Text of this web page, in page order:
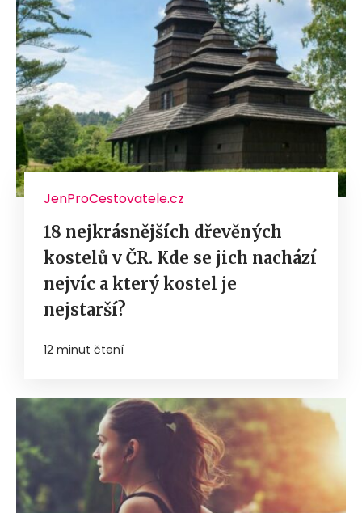
JenProCestovatele.cz
18 nejkrásnějších dřevěných
kostelů v ČR. Kde se jich nachází
nejvíc a který kostel je
nejstarší?
12 minut čtení